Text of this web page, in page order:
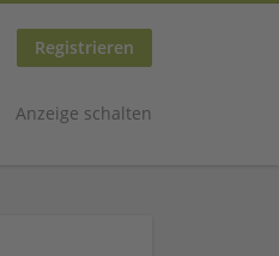
Registrieren
Anzeige schalten